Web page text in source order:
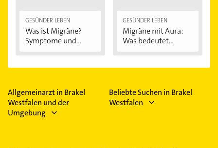
GESÜNDER LEBEN
Was ist Migräne?
Symptome und...
GESÜNDER LEBEN
Migräne mit Aura:
Was bedeutet...
Allgemeinarzt in Brakel
Westfalen und der
Umgebung
Beliebte Suchen in Brakel
Westfalen